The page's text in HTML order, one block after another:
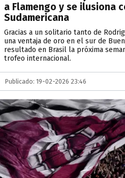
a Flamengo y se ilusiona
Sudamericana
Gracias a un solitario tanto de
una ventaja de oro en el sur de
resultado en Brasil la próxima
trofeo internacional.
Publicado: 19-02-2026 23:46